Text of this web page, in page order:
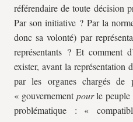
référendaire de toute décision
Par son initiative ? Par la
donc sa volonté) par
représentants ? Et comment
exister, avant la représentation
par les organes chargés
« gouvernement pourle peuple
problématique : «